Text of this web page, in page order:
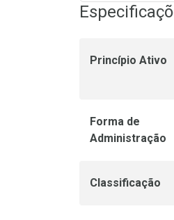
Princípio Ativo
Forma de
Administração
Classificação